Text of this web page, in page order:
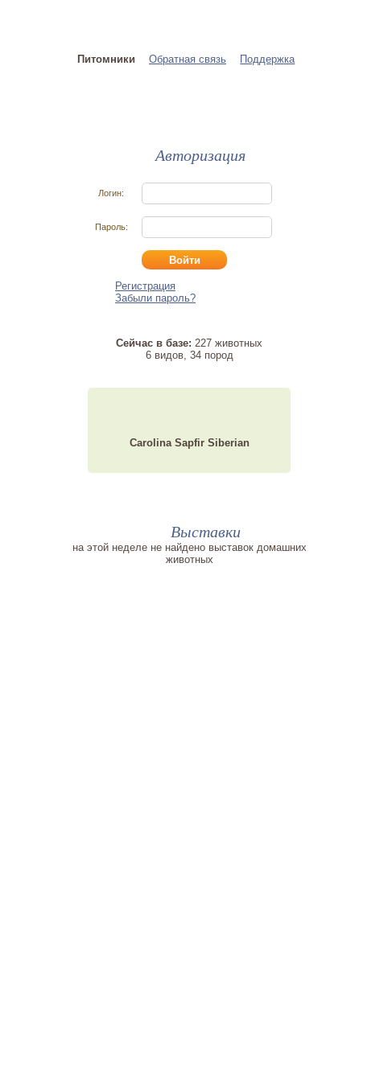
Питомники Обратная связь Поддержка
Авторизация
Логин:
Пароль:
Регистрация
Забыли пароль?
Сейчас в базе: 227 животных
6 видов, 34 пород
Carolina Sapfir Siberian
Выставки
на этой неделе не найдено выставок домашних
животных